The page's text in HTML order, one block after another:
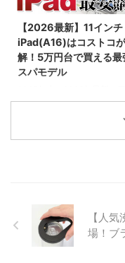
ら、早期割引で299ドルと
ど豪華5大特典が貰える先行
セール情報を見逃すな！
【2026最新】11インチ
iPad(A16)はコストコ
解！5万円台で買える最
スパモデル
一番売れている「11インチ
iPad（A16チップ搭載）」
クセサリ、コストコで購入
の注意点まで詳しく解説し
【人
場！ブ